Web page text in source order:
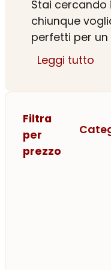
Stai cercando
chiunque
perfetti per
Non fermarti
rinunciare al
Sughi
Leggi tutto
Filtra
per
prezzo